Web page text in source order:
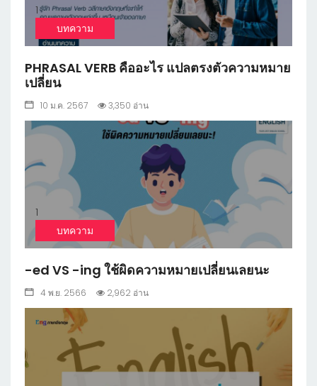
1
บทความ
PHRASAL VERB คืออะไร แปลตรงตัวความหมาย
เปลี่ยน
10 ม.ค. 2567 3,350 อ่าน
1
บทความ
-ed VS -ing ใช้ผิดความหมายเปลี่ยนเลยนะ
4 พ.ย. 2566 2,962 อ่าน